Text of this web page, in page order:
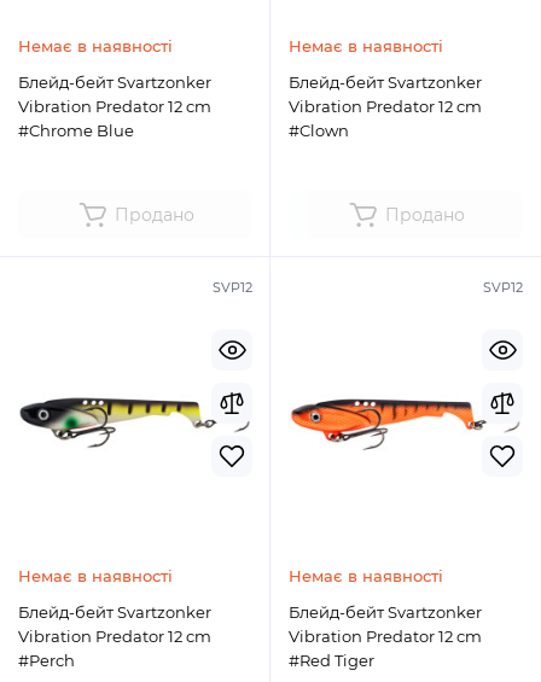
Немає в наявності
Блейд-бейт Svartzonker
Vibration Predator 12 cm
#Chrome Blue
Продано
Немає в наявності
Блейд-бейт Svartzonker
Vibration Predator 12 cm
#Clown
Продано
SVP12
Немає в наявності
Блейд-бейт Svartzonker
Vibration Predator 12 cm
#Perch
SVP12
Немає в наявності
Блейд-бейт Svartzonker
Vibration Predator 12 cm
#Red Tiger